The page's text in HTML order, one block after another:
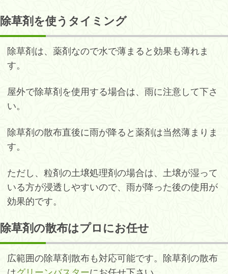
除草剤を使うタイミング
除草剤は、薬剤なので水で薄まると効果も薄れま
す。
屋外で除草剤を使用する場合は、雨に注意して下さ
い。
除草剤の散布直後に雨が降ると薬剤は当然薄まりま
す。
ただし、粒剤の土壌処理剤の場合は、土壌が湿って
いる方が浸透しやすいので、雨が降った後の使用が
効果的です。
除草剤の散布はプロにお任せ
広範囲の除草剤散布も対応可能です。除草剤の散布